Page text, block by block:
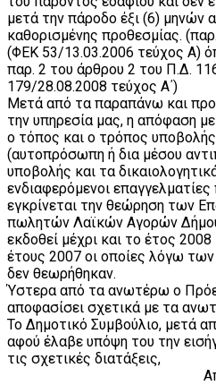
μετά την πάροδο έξι (6) μηνών
καθορισμένης προθεσμίας.
(ΦΕΚ 53/13.03.2006 τεύχος Α)
παρ. 2 του άρθρου 2 του Π.Δ.
179/28.08.2008 τεύχος Α΄)
Μετά από τα παραπάνω και
την υπηρεσία μας, η απόφαση
ο τόπος και ο τρόπος
(αυτοπρόσωπη ή δια μέσου
υποβολής και τα
ενδιαφερόμενοι
εγκρίνεται την θεώρηση των
πωλητών Λαϊκών Αγορών
εκδοθεί μέχρι και το έτος
έτους 2007 οι οποίες λόγω
δεν θεωρήθηκαν.
Ύστερα από τα ανωτέρω ο
αποφασίσει σχετικά με τα
Το Δημοτικό Συμβούλιο, μετά
αφού έλαβε υπόψη του την
τις σχετικές διατάξεις,
Αποφασίζει